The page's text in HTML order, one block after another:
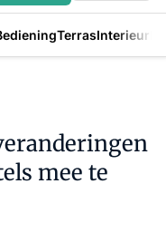
TerrasInterieur
mee te